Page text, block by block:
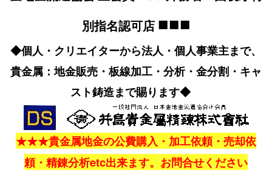
別指名認可店 ■■■
◆個人・クリエイターから法人・個人事業主まで、
貴金属：地金販売・板線加工・分析・金分割・キャ
スト鋳造まで賜ります◆
★★★貴金属地金の公費購入・加工依頼・売却依
頼・精錬分析etc出来ます。お問合せください